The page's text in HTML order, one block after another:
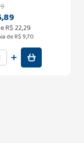
R$22,29
de R$ 9,70